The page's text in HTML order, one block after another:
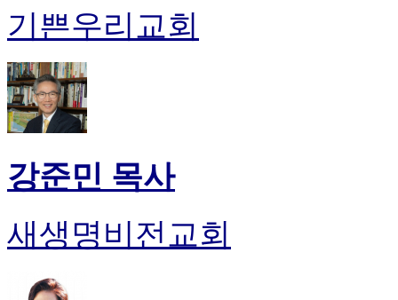
기쁜우리교회
강준민 목사
새생명비전교회